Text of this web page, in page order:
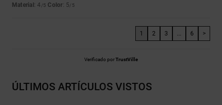
Material : 4 /5 Color: 5/5
1 2 3 ... 6 >
Verificado porTrustVille
ÚLTIMOS ARTÍCULOS VISTOS